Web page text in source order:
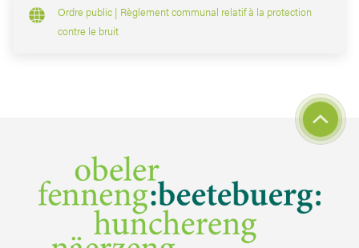
Ordre public | Règlement communal relatif à la protection
contre le bruit